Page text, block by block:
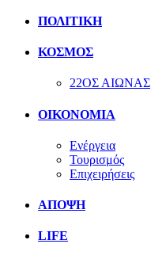
ΠΟΛΙΤΙΚΗ
ΚΟΣΜΟΣ
22ΟΣ ΑΙΩΝΑΣ
ΟΙΚΟΝΟΜΙΑ
Ενέργεια
Τουρισμός
Επιχειρήσεις
ΑΠΟΨΗ
LIFE